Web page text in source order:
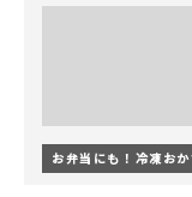
お弁当にも！冷凍お